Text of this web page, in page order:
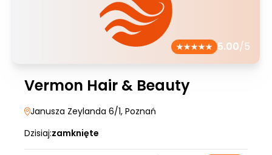
5.00/5
Vermon Hair & Beauty
Janusza Zeylanda 6/1, Poznań
Dzisiaj:zamknięte